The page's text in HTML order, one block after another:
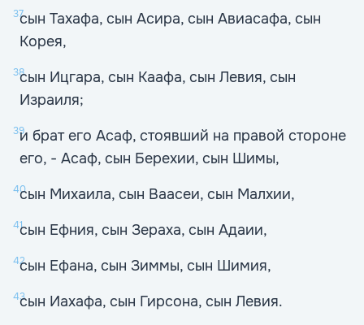
37сын Тахафа, сын Асира, сын Авиасафа, сын
Корея,
38сын Ицгара, сын Каафа, сын Левия, сын
Израиля;
39и брат его Асаф, стоявший на правой стороне
его, - Асаф, сын Берехии, сын Шимы,
40сын Михаила, сын Ваасеи, сын Малхии,
41сын Ефния, сын Зераха, сын Адаии,
42сын Ефана, сын Зиммы, сын Шимия,
43сын Иахафа, сын Гирсона, сын Левия.